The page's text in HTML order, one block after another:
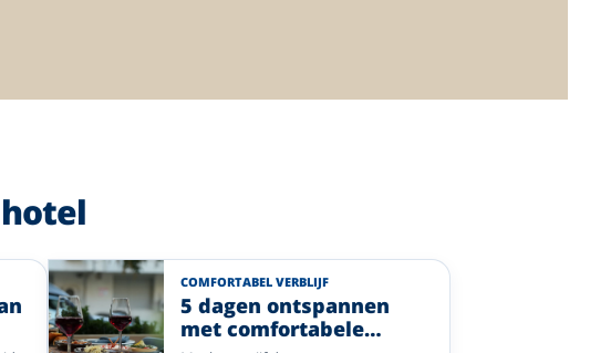
COMFORTABEL VERBLIJF
5 dagen ontspannen
met comfortabele